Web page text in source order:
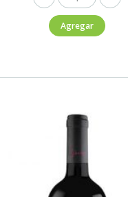
Reserva
Pinot
Agregar